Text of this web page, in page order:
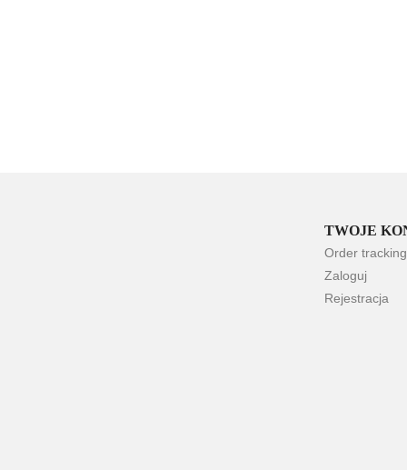
TWOJE
Order tracking
Zaloguj
Rejestracja